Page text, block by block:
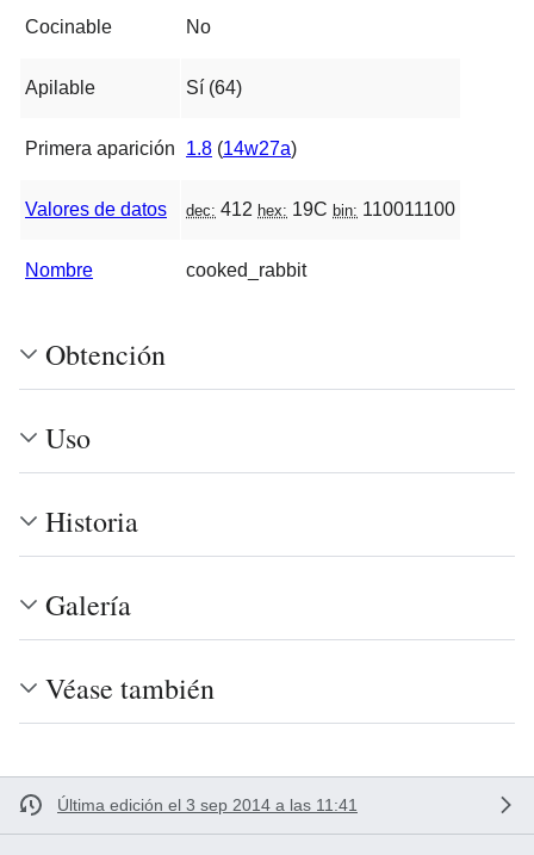
Cocinable No
Apilable Sí (64)
Primera aparición 1.8 (14w27a)
Valores de datos dec: 412 hex: 19C bin: 110011100
Nombre cooked_rabbit
Obtención
Uso
Historia
Galería
Véase también
Última edición el 3 sep 2014 a las 11:41